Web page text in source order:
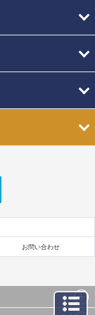
お問い合わせ